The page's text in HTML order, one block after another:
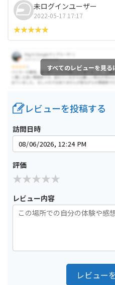
未ログインユーザー
2022-05-17 17:17
すべてのレビューを見る
レビューを投稿する
訪問日時
評価
レビュー内容
レビュー